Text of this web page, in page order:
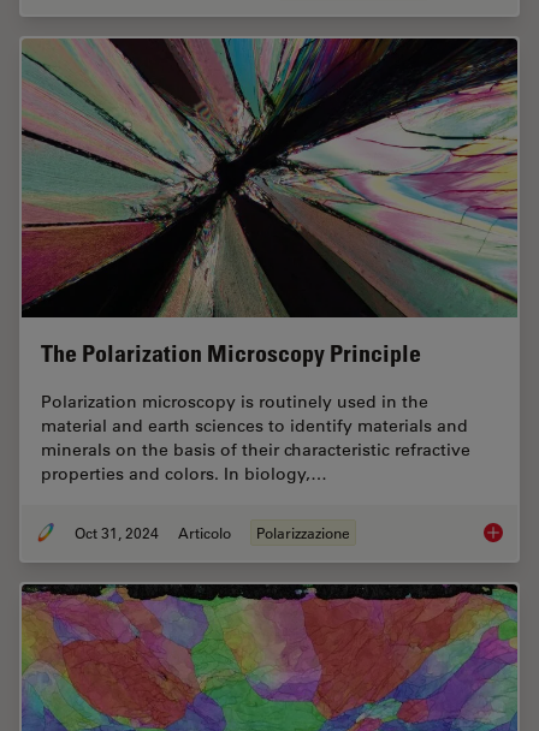
The Polarization Microscopy Principle
Polarization microscopy is routinely used in the
material and earth sciences to identify materials and
minerals on the basis of their characteristic refractive
properties and colors. In biology,…
Oct 31, 2024 Articolo Polarizzazione The